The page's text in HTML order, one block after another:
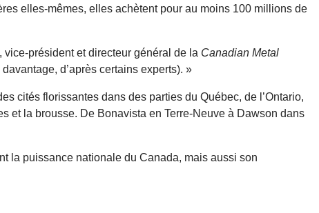
elles-mêmes, elles achètent pour au moins 100 millions de
président et directeur général de la Canadian Metal
d’après certains experts). »
cités florissantes dans des parties du Québec, de l’Ontario,
et la brousse. De Bonavista en Terre-Neuve à Dawson dans
la puissance nationale du Canada, mais aussi son